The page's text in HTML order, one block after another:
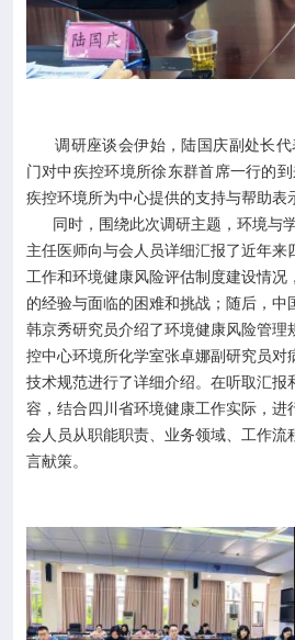
调研座谈会伊始，陆国庆副处长代
门对中疾控环境所徐东群首席一行的
疾控环境所为中心提供的支持与帮助表
同时，围绕此次调研主题，环境与
主任医师向与会人员详细汇报了近年来
工作和环境健康风险评估制度建设情况
的经验与面临的困难和挑战；随后，中
韩京秀研究员介绍了环境健康风险管理
控中心环境所化学室张卓娜副研究员对
技术规范进行了详细介绍。在听取汇报
容，结合四川省环境健康工作实际，进
会人员从职能职责、业务领域、工作流
言献策。